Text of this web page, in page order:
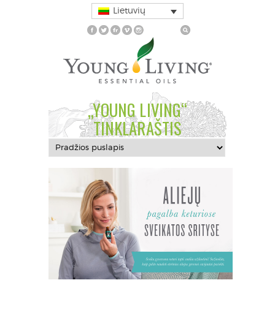
Lietuvių
„YOUNG LIVING“
TINKLARAŠTIS